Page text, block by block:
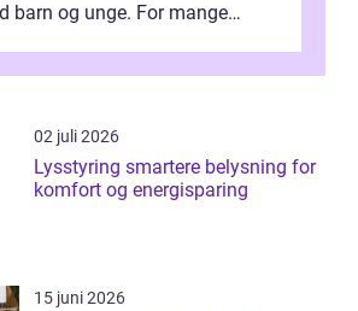
barn og unge. For mange
02 juli 2026
Lysstyring smartere belysning for
komfort og energisparing
15 juni 2026